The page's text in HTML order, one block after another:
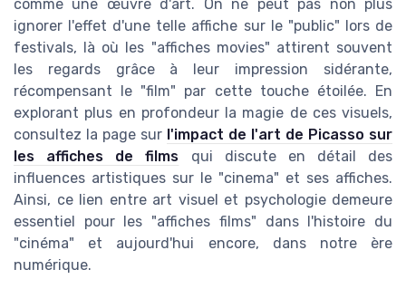
comme une œuvre d'art. On ne peut pas non plus
ignorer l'effet d'une telle affiche sur le "public" lors de
festivals, là où les "affiches movies" attirent souvent
les regards grâce à leur impression sidérante,
récompensant le "film" par cette touche étoilée. En
explorant plus en profondeur la magie de ces visuels,
consultez la page sur l'impact de l'art de Picasso sur
les affiches de films qui discute en détail des
influences artistiques sur le "cinema" et ses affiches.
Ainsi, ce lien entre art visuel et psychologie demeure
essentiel pour les "affiches films" dans l'histoire du
"cinéma" et aujourd'hui encore, dans notre ère
numérique.